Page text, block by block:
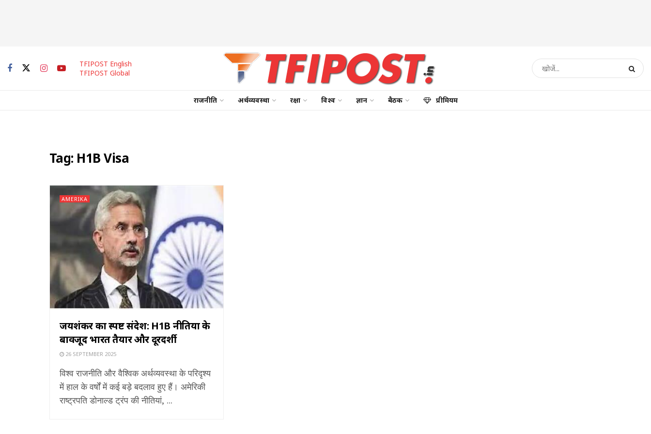
TFIPOST English
TFIPOST Global
राजनीति अर्थव्यवस्था रक्षा विश्व ज्ञान बैठक प्रीमियम
Tag: H1B Visa
AMERIKA
जयशंकर का स्पष्ट संदेश: H1B नीतियों के
बावजूद भारत तैयार और दूरदर्शी
26 SEPTEMBER 2025
विश्व राजनीति और वैश्विक अर्थव्यवस्था के परिदृश्य
में हाल के वर्षों में कई बड़े बदलाव हुए हैं। अमेरिकी
राष्ट्रपति डोनाल्ड ट्रंप की नीतियां, ...